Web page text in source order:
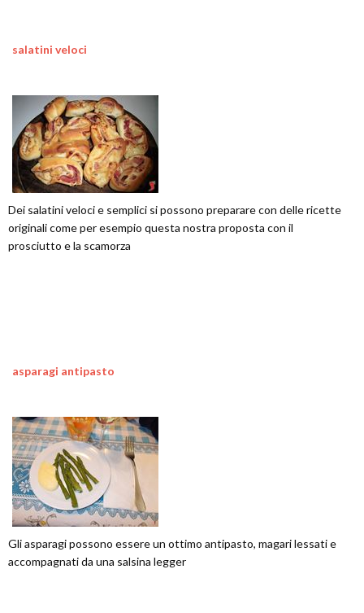
salatini veloci
Dei salatini veloci e semplici si possono preparare con delle ricette
originali come per esempio questa nostra proposta con il
prosciutto e la scamorza
asparagi antipasto
Gli asparagi possono essere un ottimo antipasto, magari lessati e
accompagnati da una salsina legger